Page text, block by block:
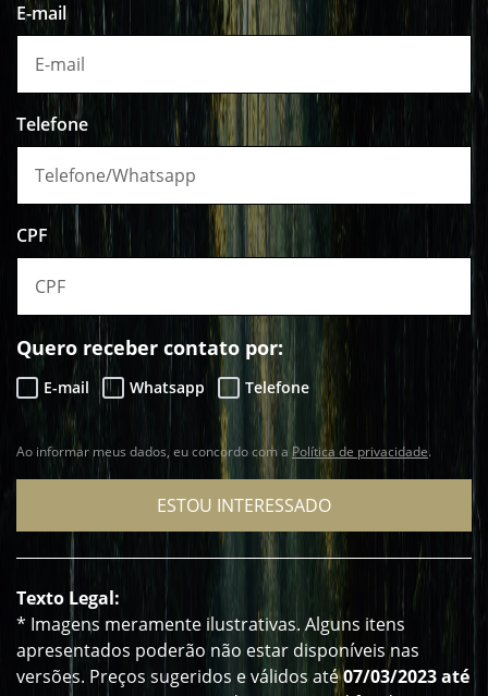
E-mail
Telefone
CPF
Quero receber contato por:
E-mail Whatsapp Telefone
Ao informar meus dados, eu concordo com a Política de privacidade.
ESTOU INTERESSADO
Texto Legal:
* Imagens meramente ilustrativas. Alguns itens
apresentados poderão não estar disponíveis nas
versões. Preços sugeridos e válidos até07/03/2023 até